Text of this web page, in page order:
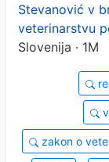
Stevanović v
veterinarstvu
Slovenija · 1M
zakon o